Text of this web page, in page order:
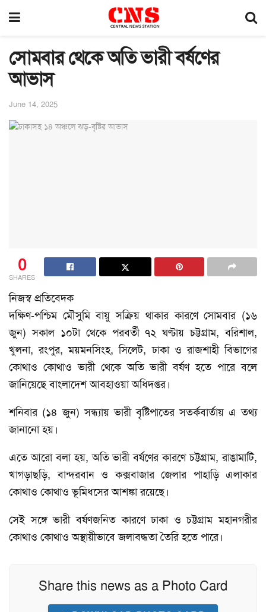
সোমবার থেকে অতি ভারী বর্ষণের
আভাস
June 14, 2025
0
SHARES
নিজস্ব প্রতিবেদক
দক্ষিণ-পশ্চিম মৌসুমি বায়ু সক্রিয় থাকার কারণে সোমবার (১৬
জুন) সকাল ১০টা থেকে পরবর্তী ৭২ ঘণ্টায় চট্টগ্রাম, বরিশাল,
খুলনা, রংপুর, ময়মনসিংহ, সিলেট, ঢাকা ও রাজশাহী বিভাগের
কোথাও কোথাও ভারী থেকে অতি ভারী বর্ষণ হতে পারে বলে
জানিয়েছে বাংলাদেশ আবহাওয়া অধিদপ্তর।
শনিবার (১৪ জুন) সন্ধ্যায় ভারী বৃষ্টিপাতের সতর্কবার্তায় এ তথ্য
জানানো হয়।
এতে আরো বলা হয়, অতি ভারী বর্ষণের কারণে চট্টগ্রাম, রাঙামাটি,
খাগড়াছড়ি, বান্দরবান ও কক্সবাজার জেলার পাহাড়ি এলাকার
কোথাও কোথাও ভূমিধসের আশঙ্কা রয়েছে।
সেই সঙ্গে ভারী বর্ষণজনিত কারণে ঢাকা ও চট্টগ্রাম মহানগরীর
কোথাও কোথাও অস্থায়ীভাবে জলাবদ্ধতা তৈরি হতে পারে।
Share this news as a Photo Card